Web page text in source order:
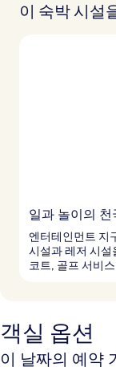
이 숙박 시설
일과 놀이의 천
엔터테인먼트 지
시설과 레저 시설
코트, 골프 서비
객실 옵션
이 날짜의 예약